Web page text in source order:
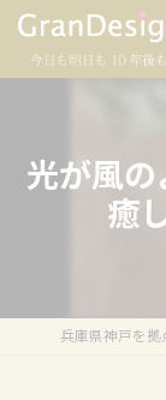
光が風
癒